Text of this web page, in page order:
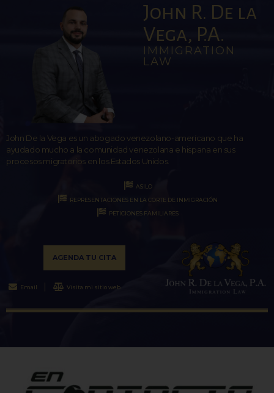
John R. De la
Vega, P.A.
IMMIGRATION
LAW
John De la Vega es un abogado venezolano-americano que ha
ayudado mucho a la comunidad venezolana e hispana en sus
procesos migratorios en los Estados Unidos.
ASILO
REPRESENTACIONES EN LA CORTE DE INMIGRACIÓN
PETICIONES FAMILIARES
AGENDA TU CITA
Email Visita mi sitio web